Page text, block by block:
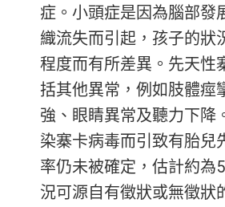
症。小頭症是因為腦部發
織流失而引起，孩子的狀
程度而有所差異。先天性
括其他異常，例如肢體痙
強、眼睛異常及聽力下降
染寨卡病毒而引致有胎兒
率仍未被確定，估計約為
況可源自有徵狀或無徵狀